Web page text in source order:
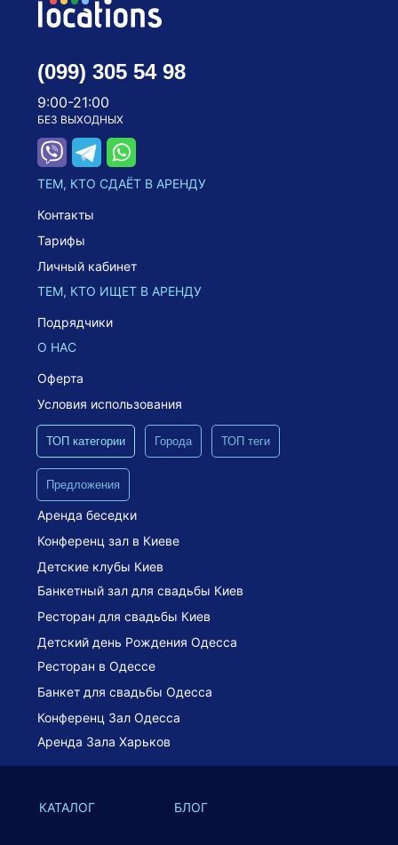
(099) 305 54 98
9:00-21:00
БЕЗ ВЫХОДНЫХ
ТЕМ, КТО СДАЁТ В АРЕНДУ
Контакты
Тарифы
Личный кабинет
ТЕМ, КТО ИЩЕТ В АРЕНДУ
Подрядчики
О НАС
Оферта
Условия использования
ТОП категории Города ТОП теги
Предложения
Аренда беседки
Конференц зал в Киеве
Детские клубы Киев
Банкетный зал для свадьбы Киев
Ресторан для свадьбы Киев
Детский день Рождения Одесса
Ресторан в Одессе
Банкет для свадьбы Одесса
Конференц Зал Одесса
Аренда Зала Харьков
КАТАЛОГ БЛОГ